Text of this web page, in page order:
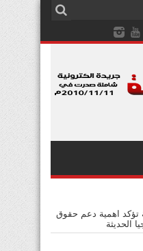
تؤكد اهمية دعم حقوق
الحديثة